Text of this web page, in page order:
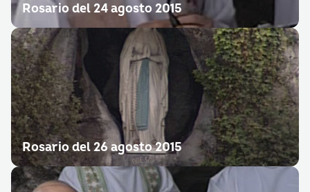
Rosario del 24 agosto 2015
Rosario del 26 agosto 2015